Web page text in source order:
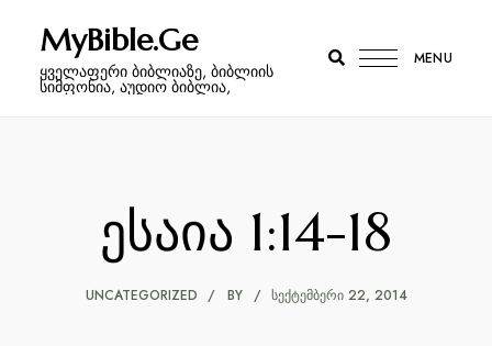
MyBible.Ge
ყველაფერი ბიბლიაზე, ბიბლიის
სიმფონია, აუდიო ბიბლია,
MENU
ესაია 1:14-18
UNCATEGORIZED BY ᲡᲔᲥᲢᲔᲛᲑᲔᲠᲘ 22, 2014